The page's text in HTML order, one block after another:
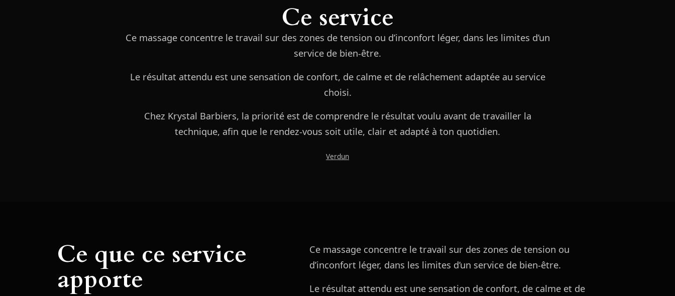
Ce service
Ce massage concentre le travail sur des zones de tension ou d’inconfort léger, dans les limites d’un
service de bien-être.
Le résultat attendu est une sensation de confort, de calme et de relâchement adaptée au service
choisi.
Chez Krystal Barbiers, la priorité est de comprendre le résultat voulu avant de travailler la
technique, afin que le rendez-vous soit utile, clair et adapté à ton quotidien.
Verdun
Ce que ce service
apporte
Ce massage concentre le travail sur des zones de tension ou
d’inconfort léger, dans les limites d’un service de bien-être.
Le résultat attendu est une sensation de confort, de calme et de